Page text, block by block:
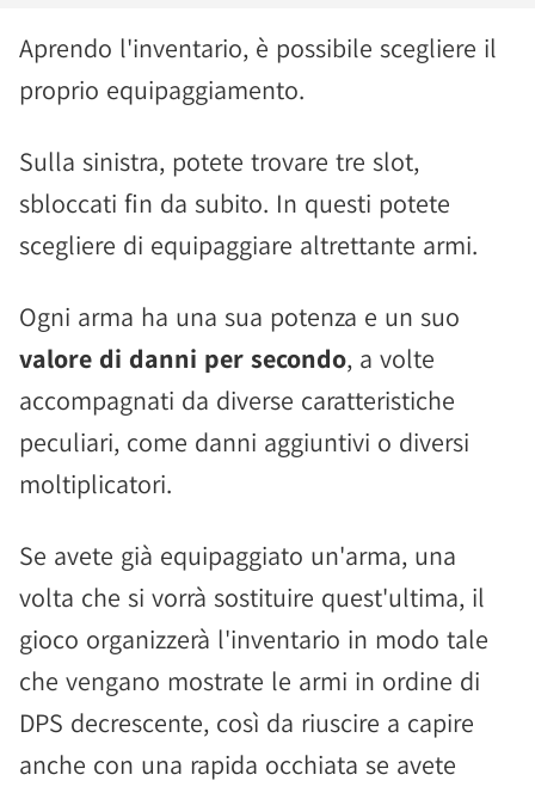
Aprendo l'inventario, è possibile scegliere il
proprio equipaggiamento.
Sulla sinistra, potete trovare tre slot,
sbloccati fin da subito. In questi potete
scegliere di equipaggiare altrettante armi.
Ogni arma ha una sua potenza e un suo
valore di danni per secondo, a volte
accompagnati da diverse caratteristiche
peculiari, come danni aggiuntivi o diversi
moltiplicatori.
Se avete già equipaggiato un'arma, una
volta che si vorrà sostituire quest'ultima, il
gioco organizzerà l'inventario in modo tale
che vengano mostrate le armi in ordine di
DPS decrescente, così da riuscire a capire
anche con una rapida occhiata se avete